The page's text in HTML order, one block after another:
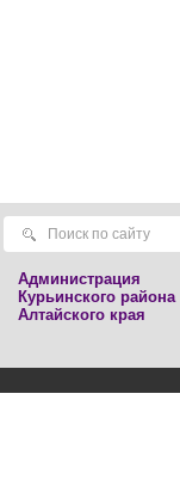
Администрация
Курьинского района
Алтайского края